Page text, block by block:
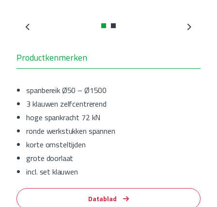
Productkenmerken
spanbereik Ø50 – Ø1500
3 klauwen zelfcentrerend
hoge spankracht 72 kN
ronde werkstukken spannen
korte omsteltijden
grote doorlaat
incl. set klauwen
Datablad
Previous Next